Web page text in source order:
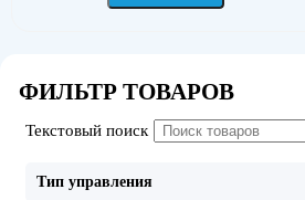
ФИЛЬТР ТОВАРОВ
Текстовый поиск
Тип управления